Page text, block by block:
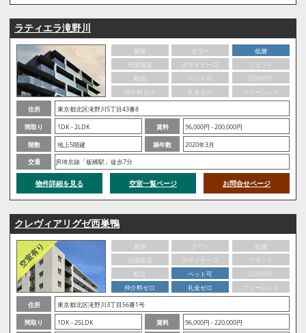
ラティエラ滝野川
新築 タワー
低層
分譲賃貸
デザイナーズ
ブランド
駅近
ペット可
SOHO可
仲介料ゼロ
礼金ゼロ
フリーレント
住所
東京都北区滝野川5丁目43番8
間取り
1DK - 2LDK 賃料
96,000円 - 200,000円
階数
地上5階建 築年数
2020年3月
交通
JR埼京線「板橋駅」徒歩7分
物件詳細を見る 空室一覧ページ お問合せページ
クレヴィアリグゼ西巣鴨
新築 タワー
低層
分譲賃貸
デザイナーズ
ブランド
駅近
ペット可
SOHO可
仲介料ゼロ
礼金ゼロ
フリーレント
住所
東京都北区滝野川3丁目56番1号
間取り
1DK - 2SLDK 賃料
96,000円 - 220,000円